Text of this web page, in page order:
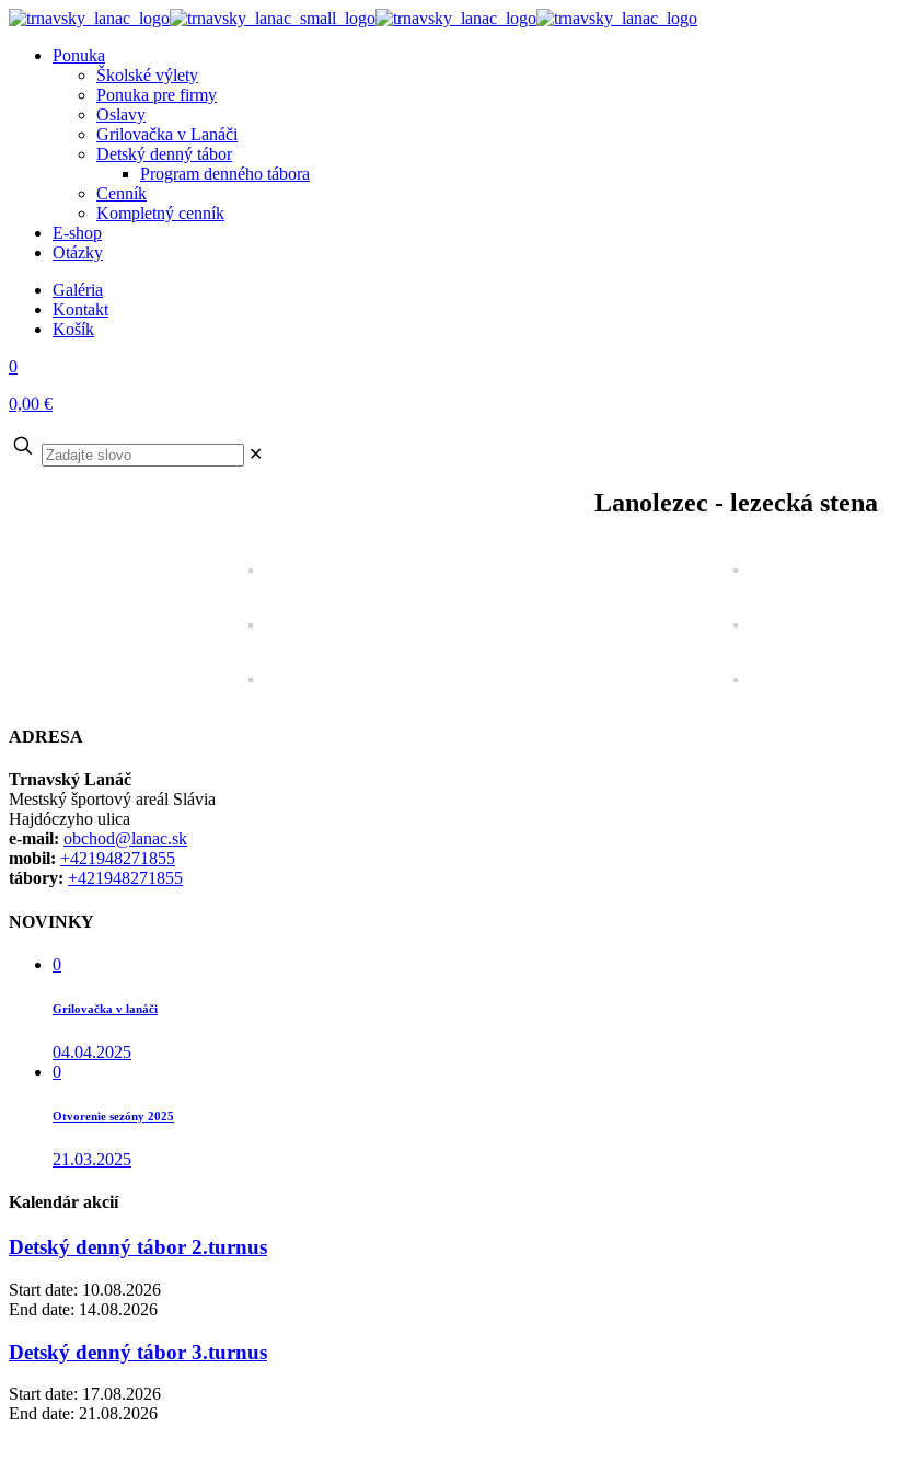
Ponuka
Školské výlety
Ponuka pre firmy
Oslavy
Grilovačka v Lanáči
Detský denný tábor
Program denného tábora
Cenník
Kompletný cenník
E-shop
Otázky
Galéria
Kontakt
Košík
0
0,00 €
✕
Lanolezec - lezecká stena
ADRESA
Trnavský Lanáč
Mestský športový areál Slávia
Hajdóczyho ulica
e-mail: obchod@lanac.sk
mobil: +421948271855
tábory: +421948271855
NOVINKY
0
Grilovačka v lanáči
04.04.2025
0
Otvorenie sezóny 2025
21.03.2025
Kalendár akcií
Detský denný tábor 2.turnus
Start date: 10.08.2026
End date: 14.08.2026
Detský denný tábor 3.turnus
Start date: 17.08.2026
End date: 21.08.2026